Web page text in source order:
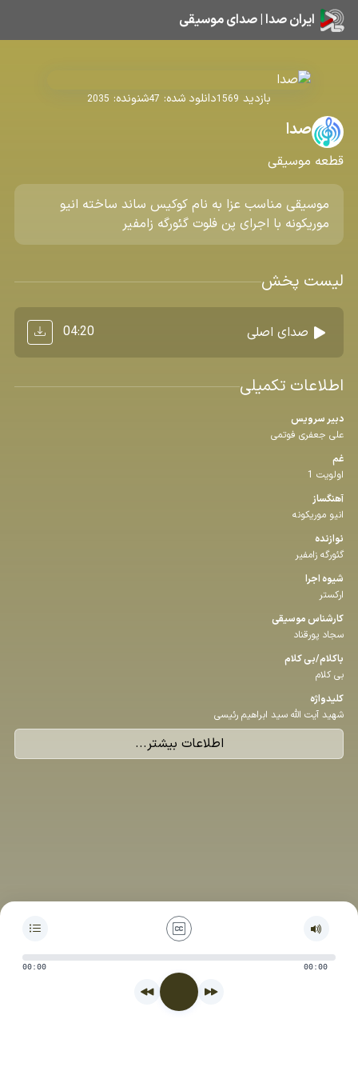
ایران صدا | صدای موسیقی
بازدید 1569دانلود شده: 47شنونده: 2035
صدا
قطعه موسیقی
موسیقی مناسب عزا به نام کوکیس ساند ساخته انیو
موریکونه با اجرای پن فلوت گئورگه زامفیر
لیست پخش
صدای اصلی 04:20
اطلاعات تکمیلی
دبیر سرویس
علی جعفری فوتمی
غم
اولویت 1
آهنگساز
انیو موریکونه
نوازنده
گئورگه زامفیر
شیوه اجرا
ارکستر
كارشناس موسیقی
سجاد پورقناد
باكلام/بی كلام
بی کلام
كلیدواژه
شهید آیت‌ الله سید ابراهیم رئیسی
اطلاعات بیشتر...
00:00 00:00